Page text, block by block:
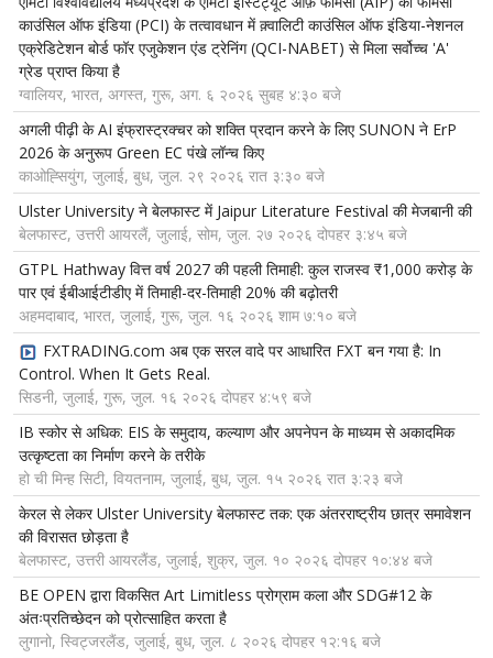
काउंसिल ऑफ इंडिया (PCI) के तत्वावधान में क़्वालिटी काउंसिल ऑफ इंडिया-नेशनल
एक्रेडिटेशन बोर्ड फॉर एजुकेशन एंड ट्रेनिंग (QCI-NABET) से मिला सर्वोच्च 'A'
ग्रेड प्राप्त किया है
ग्वालियर, भारत, अगस्त, गुरू, अग. ६ २०२६ सुबह ४:३० बजे
अगली पीढ़ी के AI इंफ्रास्ट्रक्चर को शक्ति प्रदान करने के लिए SUNON ने ErP
2026 के अनुरूप Green EC पंखे लॉन्च किए
काओह्सियुंग, जुलाई, बुध, जुल. २९ २०२६ रात ३:३० बजे
Ulster University ने बेलफास्ट में Jaipur Literature Festival की मेजबानी की
बेलफास्ट, उत्तरी आयरलैं, जुलाई, सोम, जुल. २७ २०२६ दोपहर ३:४५ बजे
GTPL Hathway वित्त वर्ष 2027 की पहली तिमाही: कुल राजस्व ₹1,000 करोड़ के
पार एवं ईबीआईटीडीए में तिमाही-दर-तिमाही 20% की बढ़ोतरी
अहमदाबाद, भारत, जुलाई, गुरू, जुल. १६ २०२६ शाम ७:१० बजे
FXTRADING.com अब एक सरल वादे पर आधारित FXT बन गया है: In
Control. When It Gets Real.
सिडनी, जुलाई, गुरू, जुल. १६ २०२६ दोपहर ४:५९ बजे
IB स्कोर से अधिक: EIS के समुदाय, कल्याण और अपनेपन के माध्यम से अकादमिक
उत्कृष्टता का निर्माण करने के तरीके
हो ची मिन्ह सिटी, वियतनाम, जुलाई, बुध, जुल. १५ २०२६ रात ३:२३ बजे
केरल से लेकर Ulster University बेलफास्ट तक: एक अंतरराष्ट्रीय छात्र समावेशन
की विरासत छोड़ता है
बेलफास्ट, उत्तरी आयरलैंड, जुलाई, शुक्र, जुल. १० २०२६ दोपहर १०:४४ बजे
BE OPEN द्वारा विकसित Art Limitless प्रोग्राम कला और SDG#12 के
अंतःप्रतिच्छेदन को प्रोत्साहित करता है
लुगानो, स्विट्जरलैंड, जुलाई, बुध, जुल. ८ २०२६ दोपहर १२:१६ बजे